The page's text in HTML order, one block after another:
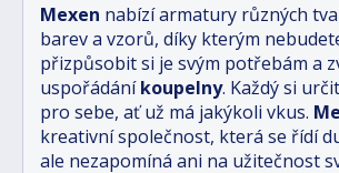
Mexen nabízí armatury různých
barev a vzorů, díky kterým
přizpůsobit si je svým potřebám a
uspořádáníkoupelny. Každý si
pro sebe, ať už má jakýkoli vkus.
kreativní společnost, která se řídí
ale nezapomíná ani na užitečnost